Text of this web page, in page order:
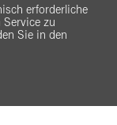
erforderliche
zu
Sie in den